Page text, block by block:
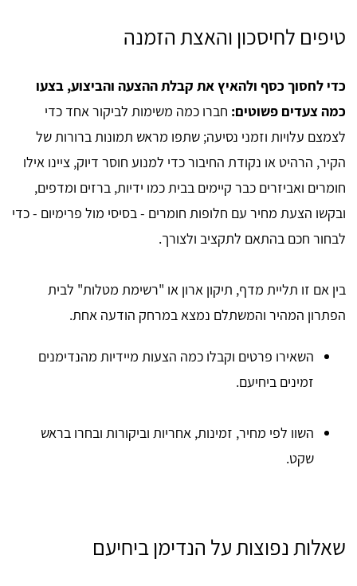
טיפים לחיסכון והאצת הזמנה
כדי לחסוך כסף ולהאיץ את קבלת ההצעה והביצוע, בצעו
כמה צעדים פשוטים: חברו כמה משימות לביקור אחד כדי
לצמצם עלויות וזמני נסיעה; שתפו מראש תמונות ברורות של
הקיר, הרהיט או נקודת החיבור כדי למנוע חוסר דיוק, ציינו אילו
חומרים ואביזרים כבר קיימים בבית כמו ידיות, ברזים ומדפים,
ובקשו הצעת מחיר עם חלופות חומרים - בסיסי מול פרימיום - כדי
לבחור חכם בהתאם לתקציב ולצורך.
בין אם זו תליית מדף, תיקון ארון או "רשימת מטלות" לבית
הפתרון המהיר והמשתלם נמצא במרחק הודעה אחת.
השאירו פרטים וקבלו כמה הצעות מיידיות מהנדימנים
זמינים ביחיעם.
השוו לפי מחיר, זמינות, אחריות וביקורות ובחרו בראש
שקט.
שאלות נפוצות על הנדימן ביחיעם